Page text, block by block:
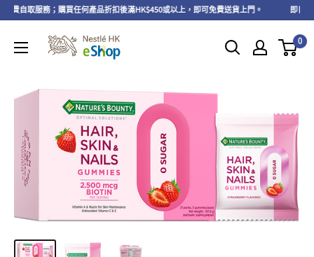
費自取服務；購買任何產品折扣後滿HK$450或以上，即可免費送貨上門。 即日
0